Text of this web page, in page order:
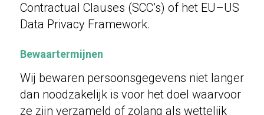
Contractual Clauses (SCC’s) of het EU–US
Data Privacy Framework.
Bewaartermijnen
Wij bewaren persoonsgegevens niet langer
dan noodzakelijk is voor het doel waarvoor
ze zijn verzameld of zolang als wettelijk